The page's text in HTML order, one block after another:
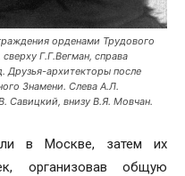
орденами Трудового
Г.Г.Вегман, справа
Друзья-архитекторы после
Знамени. Слева А.Л.
Савицкий, внизу В.Я. Мовчан.
в Москве, затем их
организовав общую